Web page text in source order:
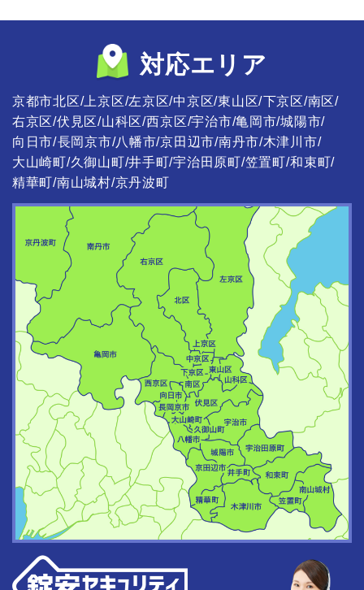
対応エリア
京都市北区 上京区 左京区 中京区 東山区 下京区 南区
右京区 伏見区 山科区 西京区 宇治市 亀岡市 城陽市
向日市 長岡京市 八幡市 京田辺市 南丹市 木津川市
大山崎町 久御山町 井手町 宇治田原町 笠置町 和束町
精華町 南山城村 京丹波町